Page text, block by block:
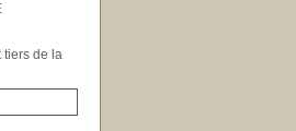
de la